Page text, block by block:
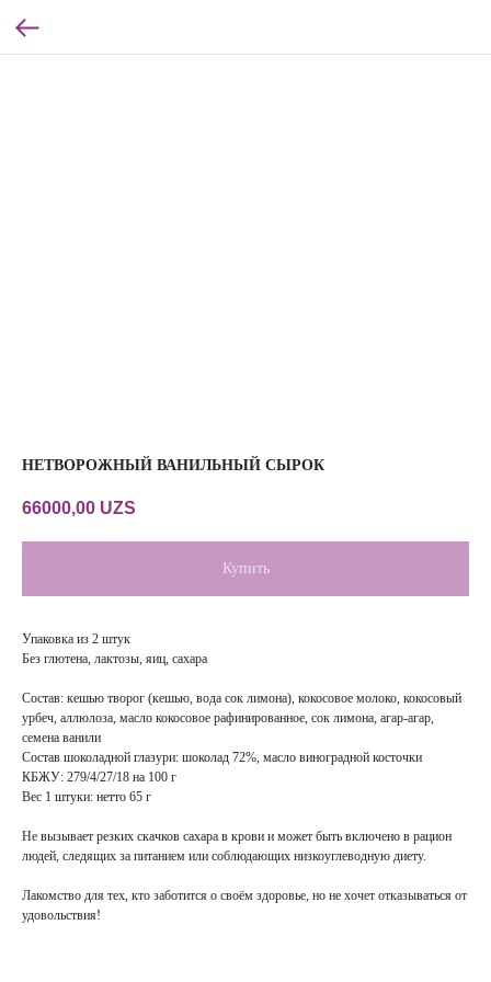
НЕТВОРОЖНЫЙ ВАНИЛЬНЫЙ СЫРОК
66000,00 UZS
Купить
Упаковка из 2 штук
Без глютена, лактозы, яиц, сахара
Состав: кешью творог (кешью, вода сок лимона), кокосовое молоко, кокосовый
урбеч, аллюлоза, масло кокосовое рафинированное, сок лимона, агар-агар,
семена ванили
Состав шоколадной глазури: шоколад 72%, масло виноградной косточки
КБЖУ: 279/4/27/18 на 100 г
Вес 1 штуки: нетто 65 г
Не вызывает резких скачков сахара в крови и может быть включено в рацион
людей, следящих за питанием или соблюдающих низкоуглеводную диету.
Лакомство для тех, кто заботится о своём здоровье, но не хочет отказываться от
удовольствия!